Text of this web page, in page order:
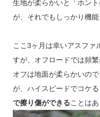
生地が柔らかいと「ホン
が、それでもしっかり機
ここ3ヶ月は幸いアスファ
すが、オフロードでは頻繁
オフは地面が柔らかいの
が、ハイスピードでコケる
で擦り傷ができることはあ